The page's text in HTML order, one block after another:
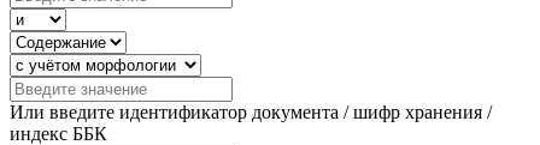
Или введите идентификатор документа / шифр хранения /
индекс ББК